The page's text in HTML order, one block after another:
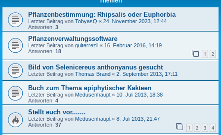
Pflanzenbestimmung: Rhipsalis oder Euphorbia
Letzter Beitrag von TobyasQ « 24. November 2023, 12:44
Antworten: 3
Pflanzenverwaltungssoftware
Letzter Beitrag von guiterrezii « 16. Februar 2016, 14:19
Antworten: 18 1 2
Bild von Selenicereus anthonyanus gesucht
Letzter Beitrag von Thomas Brand « 2. September 2013, 17:11
Buch zum Thema epiphytischer Kakteen
Letzter Beitrag von Medusenhaupt « 10. Juli 2013, 18:38
Antworten: 4
Stellt euch vor.......
Letzter Beitrag von Medusenhaupt « 8. Juli 2013, 21:47
Antworten: 37 1 2 3 4